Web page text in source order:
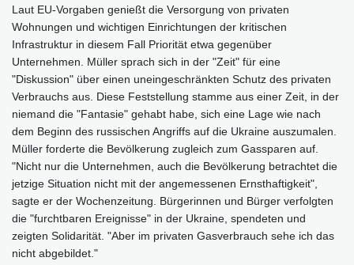
Laut EU-Vorgaben genießt die Versorgung von privaten
Wohnungen und wichtigen Einrichtungen der kritischen
Infrastruktur in diesem Fall Priorität etwa gegenüber
Unternehmen. Müller sprach sich in der "Zeit" für eine
"Diskussion" über einen uneingeschränkten Schutz des privaten
Verbrauchs aus. Diese Feststellung stamme aus einer Zeit, in der
niemand die "Fantasie" gehabt habe, sich eine Lage wie nach
dem Beginn des russischen Angriffs auf die Ukraine auszumalen.
Müller forderte die Bevölkerung zugleich zum Gassparen auf.
"Nicht nur die Unternehmen, auch die Bevölkerung betrachtet die
jetzige Situation nicht mit der angemessenen Ernsthaftigkeit",
sagte er der Wochenzeitung. Bürgerinnen und Bürger verfolgten
die "furchtbaren Ereignisse" in der Ukraine, spendeten und
zeigten Solidarität. "Aber im privaten Gasverbrauch sehe ich das
nicht abgebildet."